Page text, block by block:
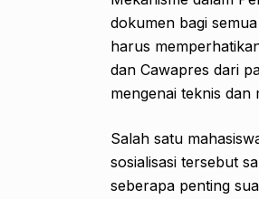
dokumen bagi
harus
dan Cawapres dari
mengenai teknis
Salah satu
sosialisasi tersebut
seberapa penting